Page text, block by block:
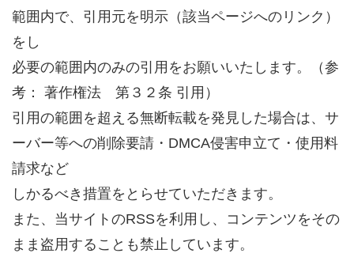
範囲内で、引用元を明示（該当ページへのリンク）
をし
必要の範囲内のみの引用をお願いいたします。（参
考： 著作権法 第３２条 引用）
引用の範囲を超える無断転載を発見した場合は、サ
ーバー等への削除要請・DMCA侵害申立て・使用料
請求など
しかるべき措置をとらせていただきます。
また、当サイトのRSSを利用し、コンテンツをその
まま盗用することも禁止しています。